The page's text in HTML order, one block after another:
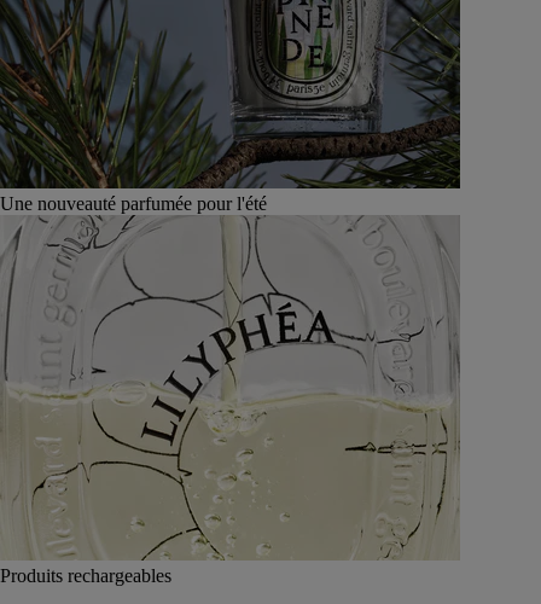
Une nouveauté parfumée pour l'été
Produits rechargeables